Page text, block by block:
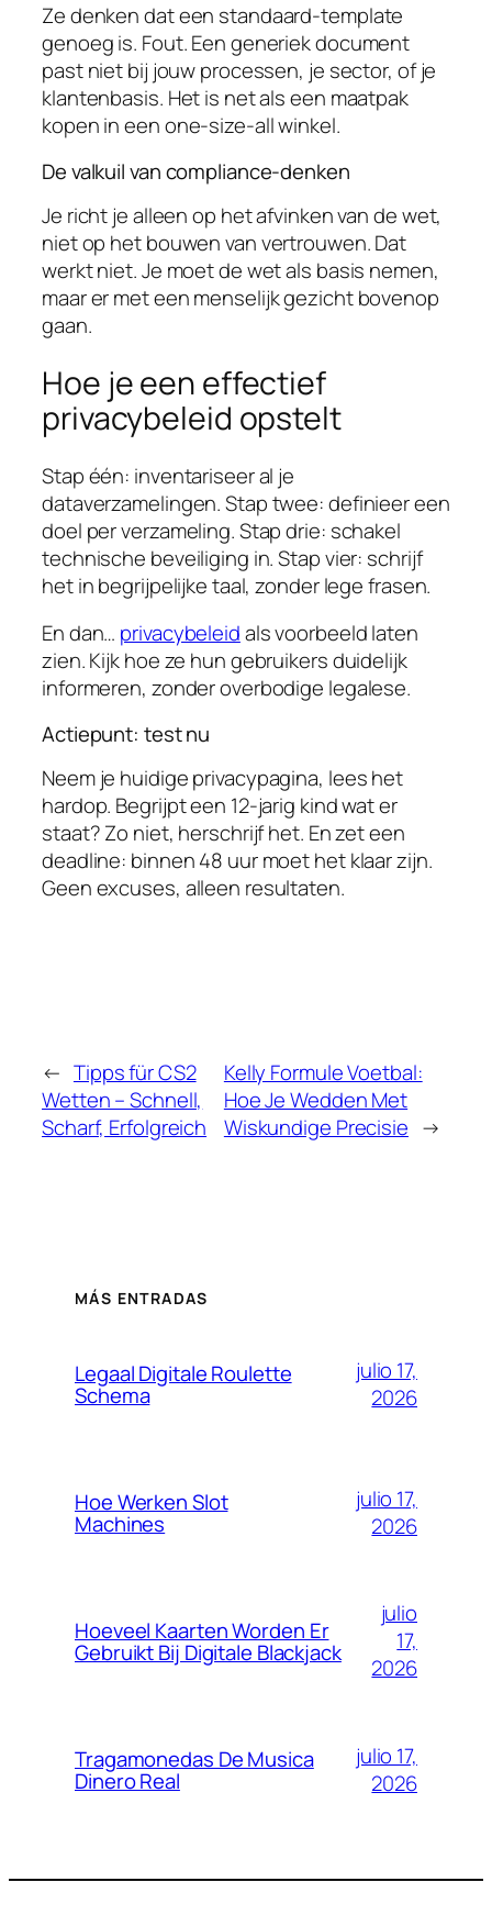
Ze denken dat een standaard-template
genoeg is. Fout. Een generiek document
past niet bij jouw processen, je sector, of je
klantenbasis. Het is net als een maatpak
kopen in een one-size-all winkel.
De valkuil van compliance-denken
Je richt je alleen op het afvinken van de wet,
niet op het bouwen van vertrouwen. Dat
werkt niet. Je moet de wet als basis nemen,
maar er met een menselijk gezicht bovenop
gaan.
Hoe je een effectief
privacybeleid opstelt
Stap één: inventariseer al je
dataverzamelingen. Stap twee: definieer een
doel per verzameling. Stap drie: schakel
technische beveiliging in. Stap vier: schrijf
het in begrijpelijke taal, zonder lege frasen.
En dan… privacybeleidals voorbeeld laten
zien. Kijk hoe ze hun gebruikers duidelijk
informeren, zonder overbodige legalese.
Actiepunt: test nu
Neem je huidige privacypagina, lees het
hardop. Begrijpt een 12-jarig kind wat er
staat? Zo niet, herschrijf het. En zet een
deadline: binnen 48 uur moet het klaar zijn.
Geen excuses, alleen resultaten.
← Tipps für CS2
Wetten – Schnell,
Scharf, Erfolgreich
Kelly Formule Voetbal:
Hoe Je Wedden Met
Wiskundige Precisie →
MÁS ENTRADAS
Legaal Digitale Roulette
Schema
julio 17,
2026
Hoe Werken Slot
Machines
julio 17,
2026
Hoeveel Kaarten Worden Er
Gebruikt Bij Digitale Blackjack
julio
17,
2026
Tragamonedas De Musica
Dinero Real
julio 17,
2026